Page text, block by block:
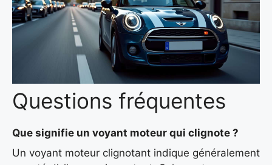
Questions fréquentes
Que signifie un voyant moteur qui clignote ?
Un voyant moteur clignotant indique généralement